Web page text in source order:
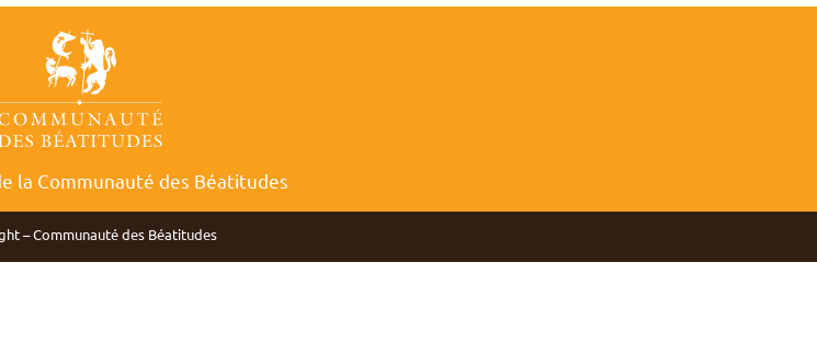
la Communauté des Béatitudes
– Communauté des Béatitudes